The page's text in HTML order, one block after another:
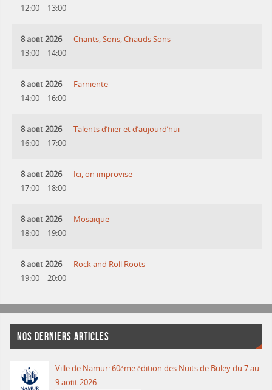
12:00– 13:00
8 août 2026
13:00– 14:00
Chants, Sons, Chauds Sons
8 août 2026
14:00– 16:00
Farniente
8 août 2026
16:00– 17:00
Talents d’hier et d’aujourd’hui
8 août 2026
17:00– 18:00
Ici, on improvise
8 août 2026
18:00– 19:00
Mosaique
8 août 2026
19:00– 20:00
Rock and Roll Roots
NOS DERNIERS ARTICLES
Ville de Namur: 60ème édition des Nuits de Buley du 7 au
9 août 2026.